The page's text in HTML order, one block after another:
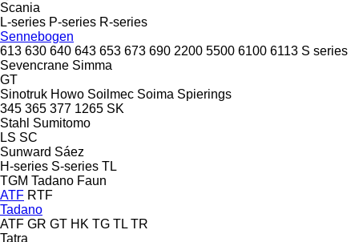
Scania
L-series P-series R-series
Sennebogen
613 630 640 643 653 673 690 2200 5500 6100 6113 S series
Sevencrane Simma
GT
Sinotruk Howo Soilmec Soima Spierings
345 365 377 1265 SK
Stahl Sumitomo
LS SC
Sunward Sáez
H-series S-series TL
TGM Tadano Faun
ATF RTF
Tadano
ATF GR GT HK TG TL TR
Tatra